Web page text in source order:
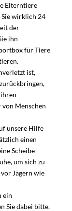
Elterntiere
wirklich 24
der
ihn
für Tiere
ist,
von Menschen
unsere Hilfe
einen
Scheibe
um sich zu
Jägern wie
ein
Sie dabei bitte,